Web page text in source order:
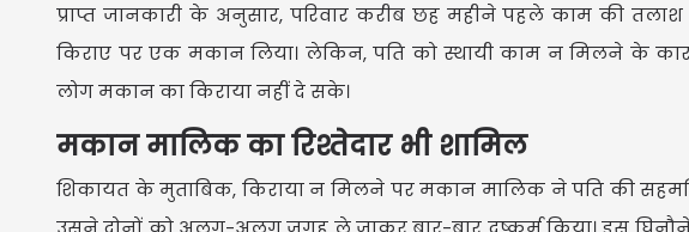
प्राप्त जानकारी के अनुसार, परिवार करीब छह महीने पहले काम की तलाश
किराए पर एक मकान लिया। लेकिन, पति को स्थायी काम न मिलने के
लोग मकान का किराया नहीं दे सके।
मकान मालिक का रिश्तेदार भी शामिल
शिकायत के मुताबिक, किराया न मिलने पर मकान मालिक ने पति की